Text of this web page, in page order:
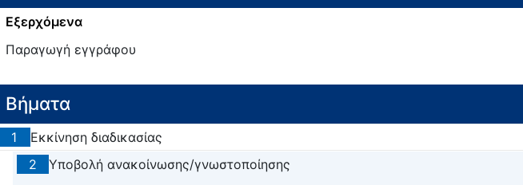
Εξερχόμενα
Παραγωγή εγγράφου
Βήματα
1
Εκκίνηση διαδικασίας
2
Υποβολή ανακοίνωσης/γνωστοποίησης